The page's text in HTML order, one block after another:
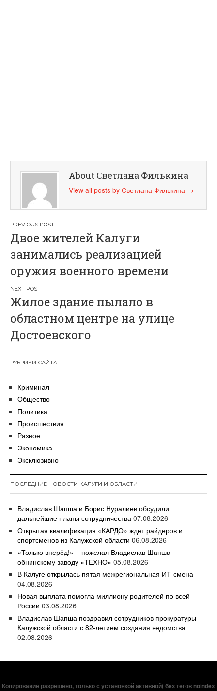
About Светлана Филькина
View all posts by Светлана Филькина →
Навигация
по
записям
Двое жителей Калуги
занимались реализацией
оружия военного времени
Жилое здание пылало в
областном центре на улице
Достоевского
РУБРИКИ САЙТА
Криминал
Общество
Политика
Происшествия
Разное
Экономика
Эксклюзивно
ПОСЛЕДНИЕ НОВОСТИ КАЛУГИ И ОБЛАСТИ
Владислав Шапша и Борис Нуралиев обсудили
дальнейшие планы сотрудничества 07.08.2026
Открытая квалификация «КАРДО» ждет райдеров и
спортсменов из Калужской области 06.08.2026
«Только вперёд!» – пожелал Владислав Шапша
обнинскому заводу «ТЕХНО» 05.08.2026
В Калуге открылась пятая межрегиональная ИТ-смена
04.08.2026
Новая выплата помогла миллиону родителей по всей
России 03.08.2026
Владислав Шапша поздравил сотрудников прокуратуры
Калужской области с 82-летием создания ведомства
02.08.2026
Копирование разрешено, только с установкой активной( без тегов noindex